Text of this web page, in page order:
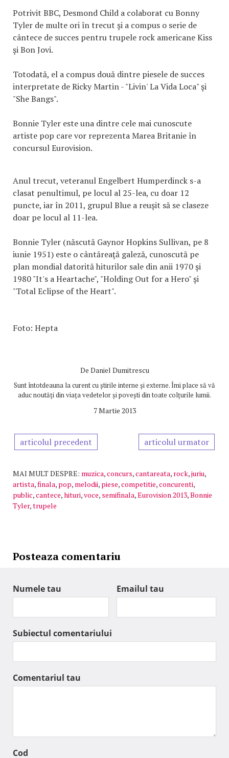
Potrivit BBC, Desmond Child a colaborat cu Bonny
Tyler de multe ori în trecut şi a compus o serie de
cântece de succes pentru trupele rock americane Kiss
şi Bon Jovi.
Totodată, el a compus două dintre piesele de succes
interpretate de Ricky Martin - "Livin' La Vida Loca" şi
"She Bangs".
Bonnie Tyler este una dintre cele mai cunoscute
artiste pop care vor reprezenta Marea Britanie în
concursul Eurovision.
Anul trecut, veteranul Engelbert Humperdinck s-a
clasat penultimul, pe locul al 25-lea, cu doar 12
puncte, iar în 2011, grupul Blue a reuşit să se claseze
doar pe locul al 11-lea.
Bonnie Tyler (născută Gaynor Hopkins Sullivan, pe 8
iunie 1951) este o cântăreaţă galeză, cunoscută pe
plan mondial datorită hiturilor sale din anii 1970 şi
1980 "It's a Heartache", "Holding Out for a Hero" şi
"Total Eclipse of the Heart".
Foto: Hepta
De Daniel Dumitrescu
Sunt întotdeauna la curent cu știrile interne și externe. Îmi place să vă
aduc noutăți din viața vedetelor și povești din toate colțurile lumii.
7 Martie 2013
articolul precedent articolul urmator
MAI MULT DESPRE: muzica,concurs,cantareata, rock,juriu,
artista,finala, pop, melodii, piese,competitie,concurenti,
public,cantece,hituri,voce, semifinala,Eurovision 2013,Bonnie
Tyler,trupele
Posteaza comentariu
Numele tau Emailul tau
Subiectul comentariului
Comentariul tau
Cod